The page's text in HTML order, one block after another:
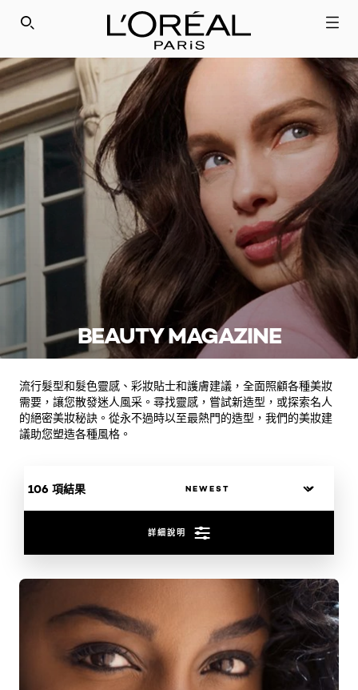
SEARCH THIS SITE
BEAUTY MAGAZINE
流行髮型和髮色靈感、彩妝貼士和護膚建議，全面照顧各種美妝
需要，讓您散發迷人風采。尋找靈感，嘗試新造型，或探索名人
的絕密美妝秘訣。從永不過時以至最熱門的造型，我們的美妝建
議助您塑造各種風格。
106 項結果
詳細說明